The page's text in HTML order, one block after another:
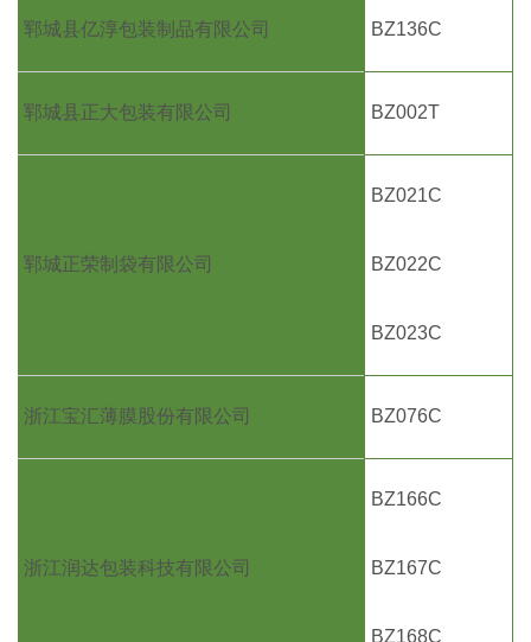
郓城县亿淳包装制品有限公司 BZ136C
郓城县正大包装有限公司 BZ002T
郓城正荣制袋有限公司
BZ021C
BZ022C
BZ023C
浙江宝汇薄膜股份有限公司 BZ076C
浙江润达包装科技有限公司
BZ166C
BZ167C
BZ168C